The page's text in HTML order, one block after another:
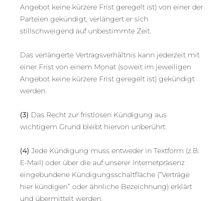
Angebot keine kürzere Frist geregelt ist) von einer der
Parteien gekündigt, verlängert er sich
stillschweigend auf unbestimmte Zeit.
Das verlängerte Vertragsverhältnis kann jederzeit mit
einer Frist von einem Monat (soweit im jeweiligen
Angebot keine kürzere Frist geregelt ist) gekündigt
werden.
(3) Das Recht zur fristlosen Kündigung aus
wichtigem Grund bleibt hiervon unberührt.
(4) Jede Kündigung muss entweder in Textform (z.B.
E-Mail) oder über die auf unserer Internetpräsenz
eingebundene Kündigungsschaltfläche (“Verträge
hier kündigen” oder ähnliche Bezeichnung) erklärt
und übermittelt werden.